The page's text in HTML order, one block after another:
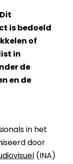
is bedoeld
of
in
de
en de
in het
door
(INA)